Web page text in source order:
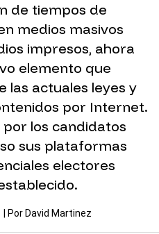
de tiempos de
medios masivos
impresos, ahora
elemento que
las actuales leyes y
por Internet.
los candidatos
sus plataformas
electores
| Por David Martinez